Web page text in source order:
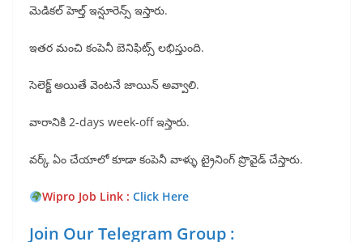
మెడికల్ హెల్త్ ఇన్షూరెన్స్ ఇస్తారు.
ఇతర మంచి కంపెనీ బెనిఫిట్స్ లభిస్తుంది.
సెలెక్ట్ అయితే వెంటనే జాయిన్ అవ్వాలి.
వారానికి 2-days week-off ఇస్తారు.
వర్క్ ఏం చేయాలో కూడా కంపెనీ వాళ్ళు ట్రైనింగ్ ప్రొవైడ్ చేస్తారు.
Wipro Job Link : Click Here
Join Our Telegram Group :